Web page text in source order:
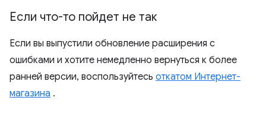
Если что-то пойдет не так
Если вы выпустили обновление расширения с
ошибками и хотите немедленно вернуться к более
ранней версии, воспользуйтесь откатом Интернет-
магазина .